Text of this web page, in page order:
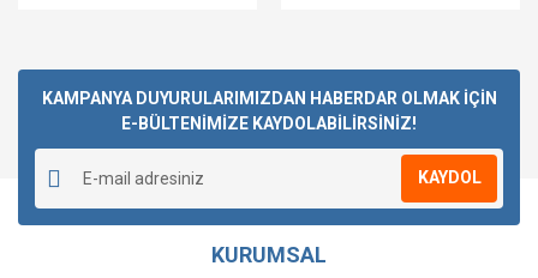
KAMPANYA DUYURULARIMIZDAN HABERDAR OLMAK İÇİN
E-BÜLTENİMİZE KAYDOLABİLİRSİNİZ!
KAYDOL
KURUMSAL